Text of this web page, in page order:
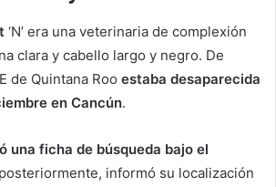
‘N’ era una veterinaria de complexión
clara y cabello largo y negro. De
de Quintana Roo estaba desaparecida
en Cancún.
una ficha de búsqueda bajo el
informó su localización